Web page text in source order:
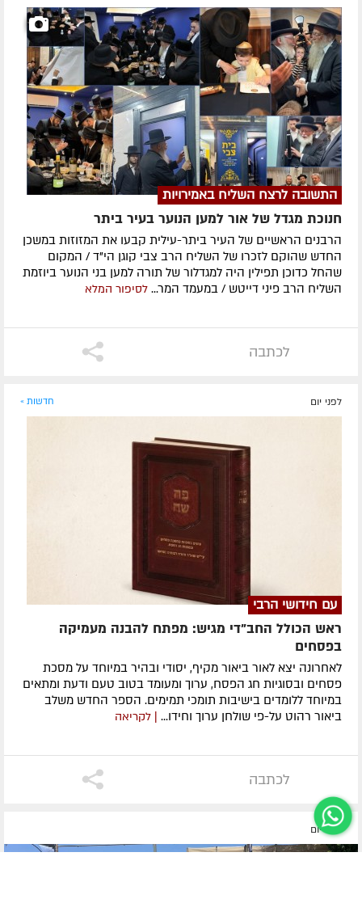
התשובה לרצח השליח באמירויות
חנוכת מגדל של אור למען הנוער בעיר ביתר
הרבנים הראשיים של העיר ביתר-עילית קבעו את המזוזות במשכן
החדש שהוקם לזכרו של השליח הרב צבי קוגן הי"ד / המקום
שהחל כדוכן תפילין היה למגדלור של תורה למען בני הנוער ביוזמת
השליח הרב פיני דייטש / במעמד המר... לסיפור המלא
לכתבה
לפני יום חדשות »
עם חידושי הרבי
ראש הכולל החב"די מגיש: מפתח להבנה מעמיקה
בפסחים
לאחרונה ​יצא לאור ביאור מקיף, יסודי ובהיר במיוחד על מסכת
פסחים ובסוגיות חג הפסח, ערוך ומעומד בטוב טעם ודעת ומתאים
במיוחד ללומדים בישיבות תומכי תמימים. ​הספר החדש משלב
ביאור רהוט על-פי שולחן ערוך וחידו... | לקריאה
לכתבה
לפני יום